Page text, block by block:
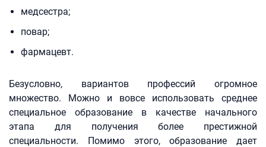
медсестра;
повар;
фармацевт.
Безусловно, вариантов профессий огромное
множество. Можно и вовсе использовать среднее
специальное образование в качестве начального
этапа для получения более престижной
специальности. Помимо этого, образование дает